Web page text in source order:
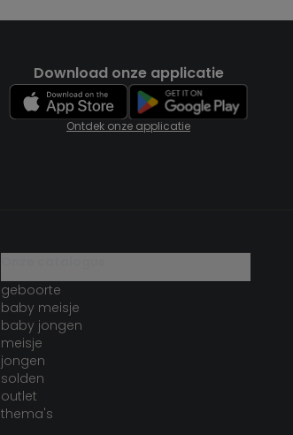
Download onze applicatie
Ontdek onze applicatie
geboorte
baby meisje
baby jongen
meisje
jongen
solden
outlet
thema's